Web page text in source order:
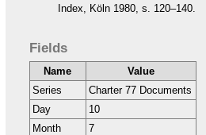
Index, Köln 1980, s. 120–140.
Fields
Name
Value
Series
Charter 77 Documents
Day
10
Month
7